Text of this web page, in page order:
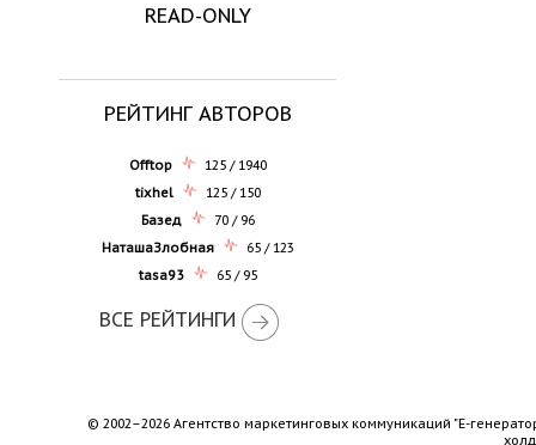
READ-ONLY
РЕЙТИНГ АВТОРОВ
Offtop
125 / 1940
tixhel
125 / 150
Базед
70 / 96
НаташаЗлобная
65 / 123
tasa93
65 / 95
ВСЕ РЕЙТИНГИ
© 2002–2026 Агентство маркетинговых коммуникаций "Е-